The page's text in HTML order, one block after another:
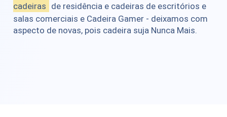
cadeiras de residência e cadeiras de escritórios e
salas comerciais e Cadeira Gamer - deixamos com
aspecto de novas, pois cadeira suja Nunca Mais.